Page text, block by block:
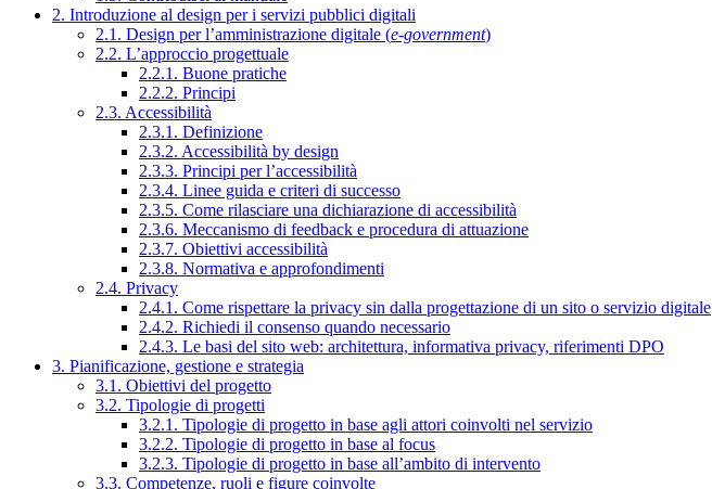
2. Introduzione al design per i servizi pubblici digitali
2.1. Design per l’amministrazione digitale (e-government)
2.2. L’approccio progettuale
2.2.1. Buone pratiche
2.2.2. Principi
2.3. Accessibilità
2.3.1. Definizione
2.3.2. Accessibilità by design
2.3.3. Principi per l’accessibilità
2.3.4. Linee guida e criteri di successo
2.3.5. Come rilasciare una dichiarazione di accessibilità
2.3.6. Meccanismo di feedback e procedura di attuazione
2.3.7. Obiettivi accessibilità
2.3.8. Normativa e approfondimenti
2.4. Privacy
2.4.1. Come rispettare la privacy sin dalla progettazione di un sito o servizio digitale
2.4.2. Richiedi il consenso quando necessario
2.4.3. Le basi del sito web: architettura, informativa privacy, riferimenti DPO
3. Pianificazione, gestione e strategia
3.1. Obiettivi del progetto
3.2. Tipologie di progetti
3.2.1. Tipologie di progetto in base agli attori coinvolti nel servizio
3.2.2. Tipologie di progetto in base al focus
3.2.3. Tipologie di progetto in base all’ambito di intervento
3.3. Competenze, ruoli e figure coinvolte